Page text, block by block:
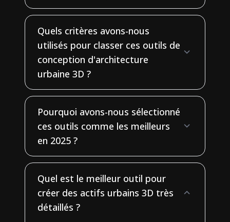
Quels critères avons-nous
utilisés pour classer ces outils de
conception d'architecture
urbaine 3D ?
Pourquoi avons-nous sélectionné
ces outils comme les meilleurs
en 2025 ?
Quel est le meilleur outil pour
créer des actifs urbains 3D très
détaillés ?